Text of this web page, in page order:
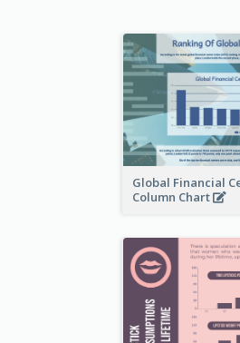
Global Financial
Column Chart